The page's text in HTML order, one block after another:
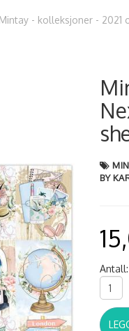
Mintay - kolleksjoner - 2021
BY
Antall: